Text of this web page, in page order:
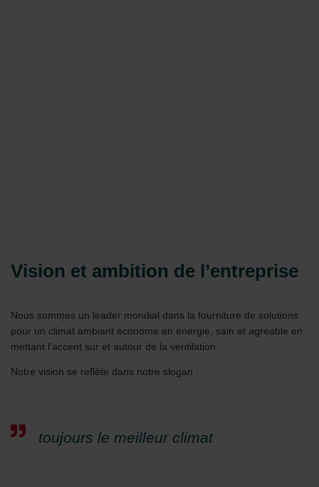
Vision et ambition de l’entreprise
Nous sommes un leader mondial dans la fourniture de solutions
pour un climat ambiant économe en énergie, sain et agréable en
mettant l’accent sur et autour de la ventilation.
Notre vision se reflète dans notre slogan :
toujours le meilleur climat